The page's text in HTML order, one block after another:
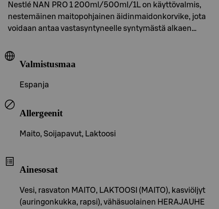
Nestlé NAN PRO 1 200ml/500ml/1L on käyttövalmis,
nestemäinen maitopohjainen äidinmaidonkorvike, jota
voidaan antaa vastasyntyneelle syntymästä alkaen…
Valmistusmaa
Espanja
Allergeenit
Maito, Soijapavut, Laktoosi
Ainesosat
Vesi, rasvaton MAITO, LAKTOOSI (MAITO), kasviöljyt
(auringonkukka, rapsi), vähäsuolainen HERAJAUHE